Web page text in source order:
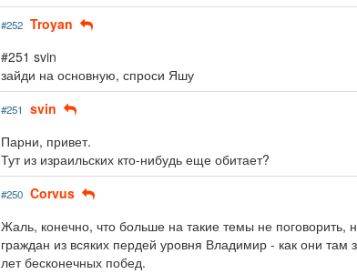
#252 Troyan
#251 svin
зайди на основную, спроси Яшу
#251 svin
Парни, привет.
Тут из израильских кто-нибудь еще обитает?
#250 Corvus
Жаль, конечно, что больше на такие темы не поговорить,
граждан из всяких пердей уровня Владимир - как они
лет бесконечных побед.